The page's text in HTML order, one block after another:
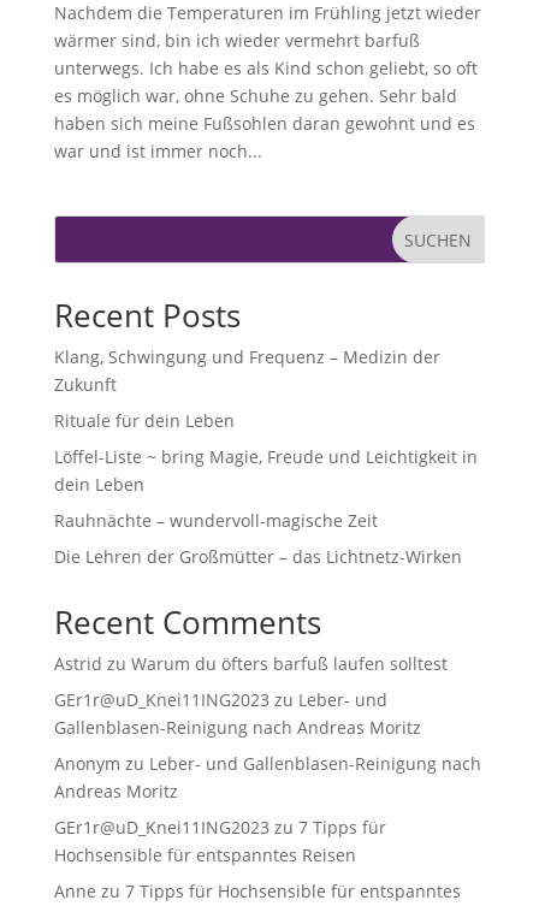
Nachdem die Temperaturen im Frühling jetzt wieder
wärmer sind, bin ich wieder vermehrt barfuß
unterwegs. Ich habe es als Kind schon geliebt, so oft
es möglich war, ohne Schuhe zu gehen. Sehr bald
haben sich meine Fußsohlen daran gewohnt und es
war und ist immer noch...
SUCHEN
Recent Posts
Klang, Schwingung und Frequenz – Medizin der
Zukunft
Rituale für dein Leben
Löffel-Liste ~ bring Magie, Freude und Leichtigkeit in
dein Leben
Rauhnächte – wundervoll-magische Zeit
Die Lehren der Großmütter – das Lichtnetz-Wirken
Recent Comments
Astrid zu Warum du öfters barfuß laufen solltest
GEr1r@uD_Knei11ING2023 zu Leber- und
Gallenblasen-Reinigung nach Andreas Moritz
Anonym zu Leber- und Gallenblasen-Reinigung nach
Andreas Moritz
GEr1r@uD_Knei11ING2023 zu 7 Tipps für
Hochsensible für entspanntes Reisen
Anne zu 7 Tipps für Hochsensible für entspanntes